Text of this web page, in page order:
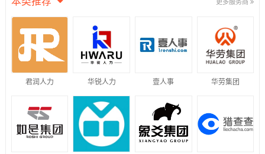
更多服务商
君润人力 华锐人力 壹人事 华劳集团